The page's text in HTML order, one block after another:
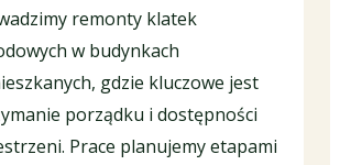
remonty klatek
w budynkach
gdzie kluczowe jest
porządku i dostępności
Prace planujemy etapami